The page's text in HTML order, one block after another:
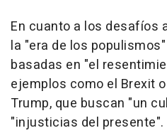
En cuanto a los desafíos
la "era de los
basadas en "el
ejemplos como el Brexit
Trump, que buscan "un
"injusticias del presente".